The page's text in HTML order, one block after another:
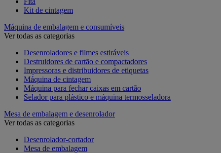
Kit de cintagem
Máquina de embalagem e consumíveis
Ver todas as categorias
Desenroladores e filmes estiráveis
Destruidores de cartão e compactadores
Impressoras e distribuidores de etiquetas
Máquina de cintagem
Máquina para fechar caixas em cartão
Selador para plástico e máquina termosseladora
Mesa de embalagem e desenrolador
Ver todas as categorias
Desenrolador-cortador
Mesa de embalagem